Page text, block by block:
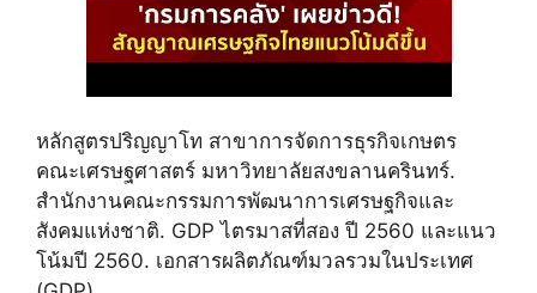
หลักสูตรปริญญาโท สาขาการจัดการธุรกิจเกษตร
คณะเศรษฐศาสตร์ มหาวิทยาลัยสงขลานครินทร์.
สำนักงานคณะกรรมการพัฒนาการเศรษฐกิจและ
สังคมแห่งชาติ. GDP ไตรมาสที่สอง ปี 2560 และแนว
โน้มปี 2560. เอกสารผลิตภัณฑ์มวลรวมในประเทศ